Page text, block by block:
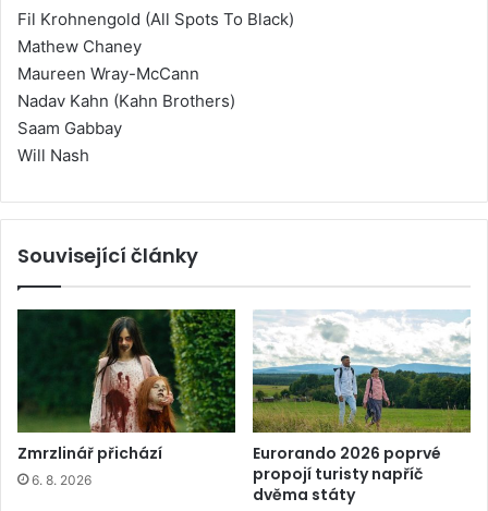
Fil Krohnengold (All Spots To Black)
Mathew Chaney
Maureen Wray-McCann
Nadav Kahn (Kahn Brothers)
Saam Gabbay
Will Nash
Související články
Zmrzlinář přichází
6. 8. 2026
Eurorando 2026 poprvé
propojí turisty napříč
dvěma státy